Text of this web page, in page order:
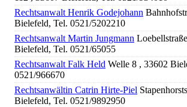
Rechtsanwalt Henrik Godejohann
Bielefeld, Tel. 0521/5202210
Rechtsanwalt Martin Jungmann
Bielefeld, Tel. 0521/65055
Rechtsanwalt Falk Held Welle 8 , 33602
0521/966670
Rechtsanwältin Catrin Hirte-Piel
Bielefeld, Tel. 0521/9892950